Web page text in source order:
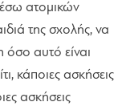
ατομικών
της σχολής, να
αυτό είναι
κάποιες ασκήσεις
ασκήσεις